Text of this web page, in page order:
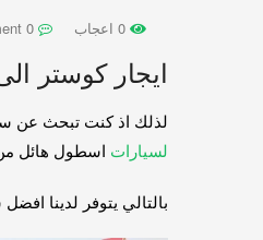
ايجار كوستر
لذلك اذ كنت تبحث عن سيارة تويوتا كوستر او تأجير باص 21
لسيارات اسطول هائل من
بالتالي يتوفر لدينا